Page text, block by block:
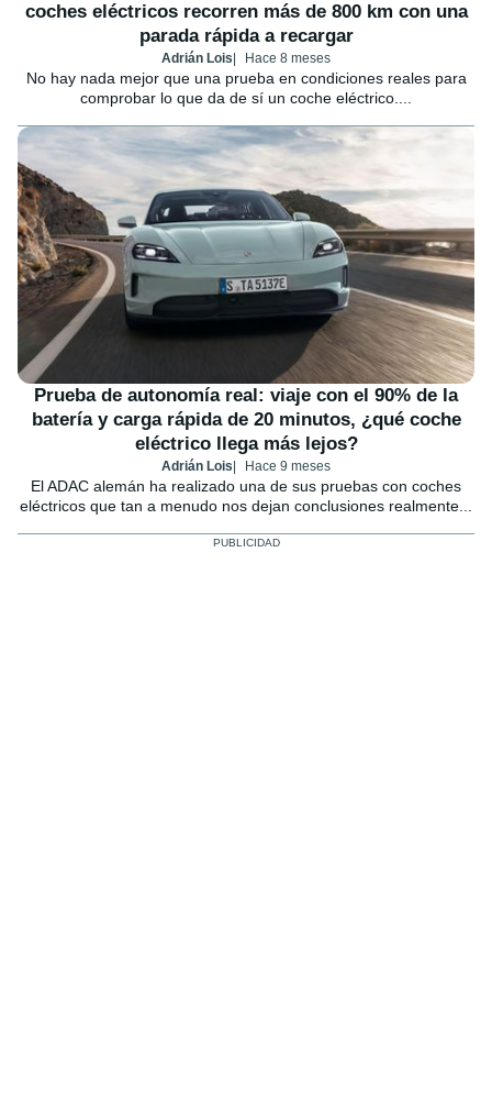
coches eléctricos recorren más de 800 km con una
parada rápida a recargar
Adrián Lois Hace 8 meses
No hay nada mejor que una prueba en condiciones reales para
comprobar lo que da de sí un coche eléctrico....
Prueba de autonomía real: viaje con el 90% de la
batería y carga rápida de 20 minutos, ¿qué coche
eléctrico llega más lejos?
Adrián Lois Hace 9 meses
El ADAC alemán ha realizado una de sus pruebas con coches
eléctricos que tan a menudo nos dejan conclusiones realmente...